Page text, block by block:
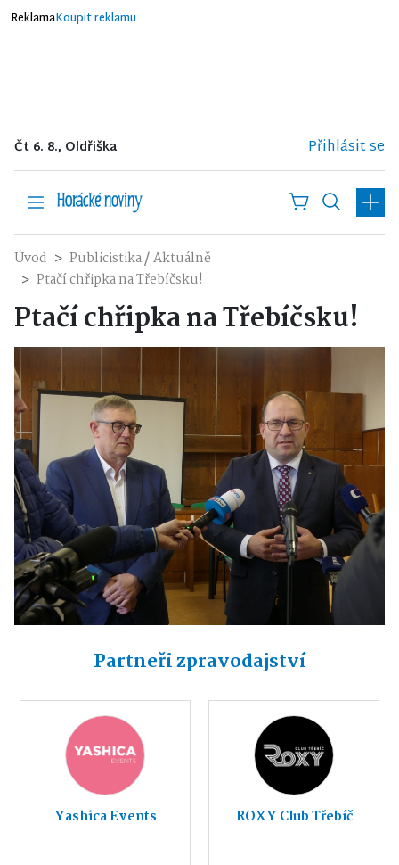
ReklamaKoupit reklamu
Čt 6. 8., Oldřiška Přihlásit se
Úvod Publicistika/Aktuálně
Ptačí chřipka na Třebíčsku!
Ptačí chřipka na Třebíčsku!
Partneři zpravodajství
Yashica Events ROXY Club Třebíč